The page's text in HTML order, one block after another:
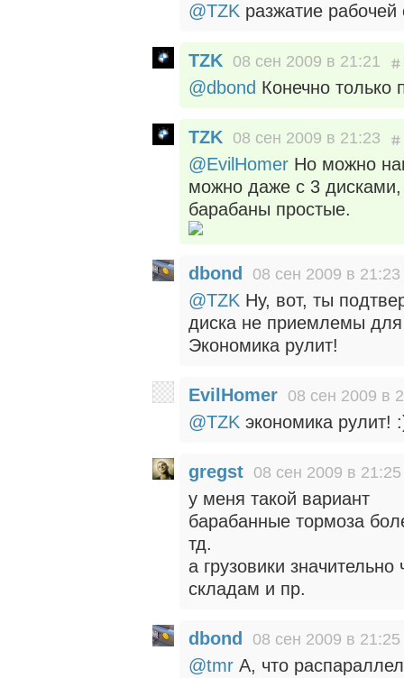
@TZK разжатие
TZK 08 сен 2009 в 21:21
@dbond Конечно
TZK 08 сен 2009 в 21:23
@EvilHomer Но можно
можно даже с 3
барабаны простые.
dbond 08 сен 2009 в 21:23
@TZK Ну, вот, ты
диска не приемлемы
Экономика рулит!
EvilHomer 08 сен 2009 в
@TZK экономика рулит!
gregst 08 сен 2009 в 21:25
у меня такой вариант
барабанные тормоза
тд.
а грузовики
складам и пр.
dbond 08 сен 2009 в 21:25
@tmr А, что